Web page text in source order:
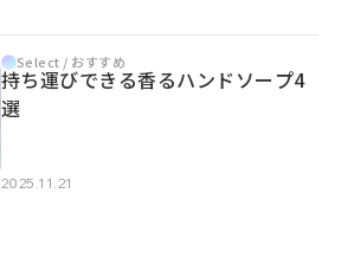
Select / おすすめ
持ち運びできる香るハンドソープ4
選
2025.11.21